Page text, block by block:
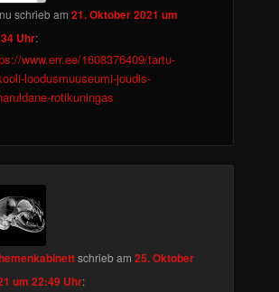
schriebam21. Oktober 2021 um
Uhr:
www.err.ee/1608376409/tartu-
loodusmuuseumi-joudis-
rotikuningas
schriebam25. Oktober
um 22:49 Uhr: